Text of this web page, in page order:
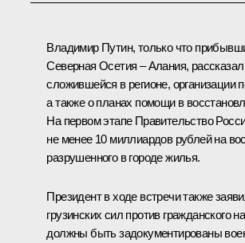
Владимир Путин, только что
Северная Осетия – Алания,
сложившейся в регионе,
а также о планах помощи в
На первом этапе Правительство
не менее 10 миллиардов рублей на
разрушенного в городе жилья.
Президент в ходе встречи также
грузинских сил против гражданского
должны быть задокументированы